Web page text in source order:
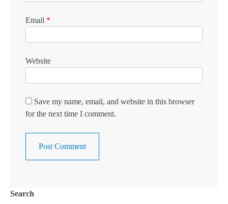
Email *
Website
Save my name, email, and website in this browser
for the next time I comment.
Search